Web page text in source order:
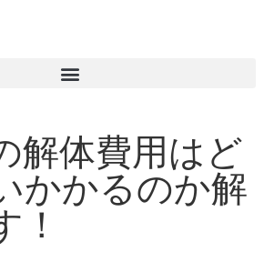
解体費用はど
かかるのか解
！